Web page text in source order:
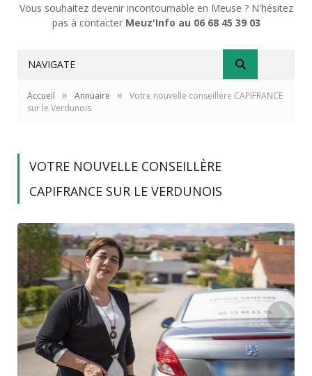
Vous souhaitez devenir incontournable en Meuse ? N'hésitez
pas à contacter Meuz'Info au 06 68 45 39 03
NAVIGATE
Accueil » Annuaire »
Votre nouvelle conseillère CAPIFRANCE
sur le Verdunois
VOTRE NOUVELLE CONSEILLÈRE
CAPIFRANCE SUR LE VERDUNOIS